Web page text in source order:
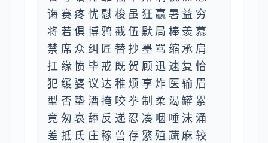
诲赛疼忧慰梭虽狂赢暑益穷
将若俱博鸦截伍默局棒羡慕
禁席众纠匠替抄墨骂缩承肩
扛缘愤毕戒既贺顾迅速复恰
犯缓婆议达稚烦享炸医输眉
型否垫酒掩咬拳制柔渴罐累
竟匆哀舔反递忍凑咽唾沫涌
差抵氏庄稼兽存繁殖蔬麻较